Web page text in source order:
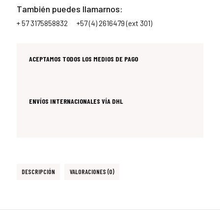
También puedes llamarnos:
+ 57 3175858832 +57 (4) 2616479 (ext 301)
ACEPTAMOS TODOS LOS MEDIOS DE PAGO
ENVÍOS INTERNACIONALES VÍA DHL
DESCRIPCIÓN VALORACIONES (0)